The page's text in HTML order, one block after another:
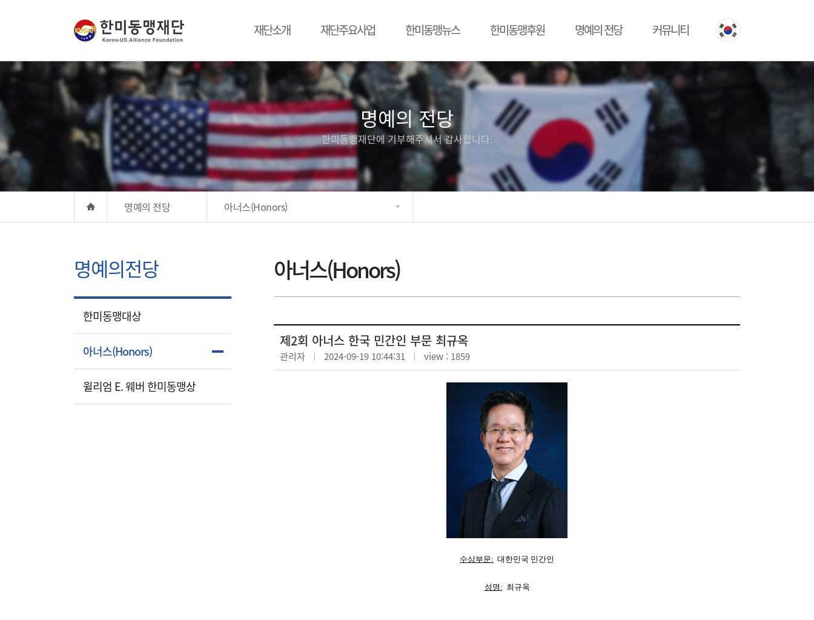
재단소개 재단주요사업 한미동맹뉴스 한미동맹후원 명예의 전당 커뮤니티
명예의 전당
한미동맹재단에 기부해주셔서 감사합니다.
명예의 전당 아너스(Honors)
명예의전당
한미동맹대상
아너스(Honors)
윌리엄 E. 웨버 한미동맹상
아너스(Honors)
제2회 아너스 한국 민간인 부문 최규옥
관리자 2024-09-19 10:44:31 view : 1859
수상부문: 대한민국 민간인
성명 : 최규옥